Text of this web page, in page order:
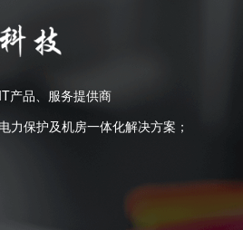
产品、服务提供商
力保护及机房一体化解决方案；